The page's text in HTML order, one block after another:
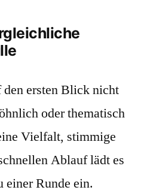
ersten Blick nicht
oder thematisch
Vielfalt, stimmige
Ablauf lädt es
einer Runde ein.